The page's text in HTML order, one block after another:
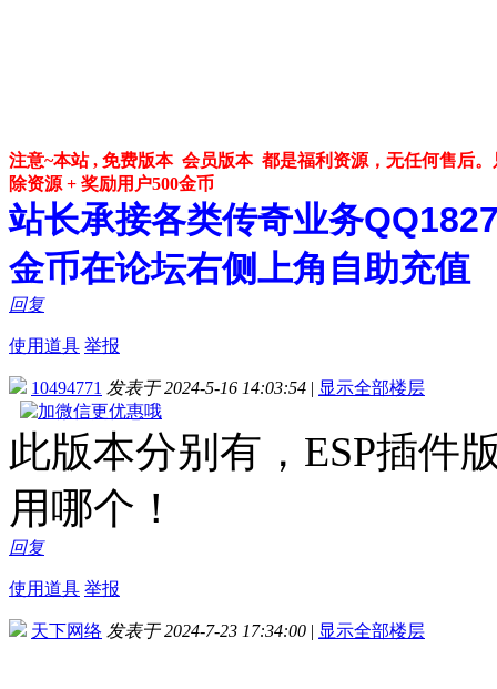
注意~本站 , 免费版本 会员版本 都是福利资源，无任何售后
除资源 + 奖励用户500金币
站长承接各类传奇业务
金币在论坛右侧上角自助充值
回复
使用道具 举报
10494771 发表于 2024-5-16 14:03:54 | 显示全部楼层
此版本分别有，ESP插件
用哪个！
回复
使用道具 举报
天下网络 发表于 2024-7-23 17:34:00 | 显示全部楼层